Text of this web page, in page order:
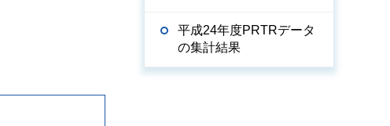
平成24年度PRTRデータ
の集計結果